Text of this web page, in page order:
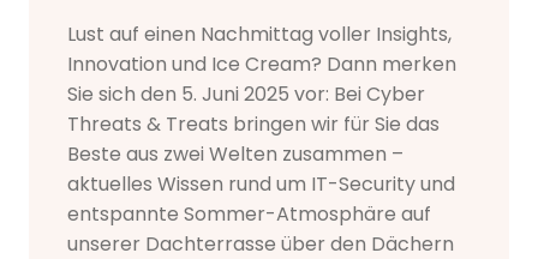
Lust auf einen Nachmittag voller Insights,
Innovation und Ice Cream? Dann merken
Sie sich den 5. Juni 2025 vor: Bei Cyber
Threats & Treats bringen wir für Sie das
Beste aus zwei Welten zusammen –
aktuelles Wissen rund um IT-Security und
entspannte Sommer-Atmosphäre auf
unserer Dachterrasse über den Dächern